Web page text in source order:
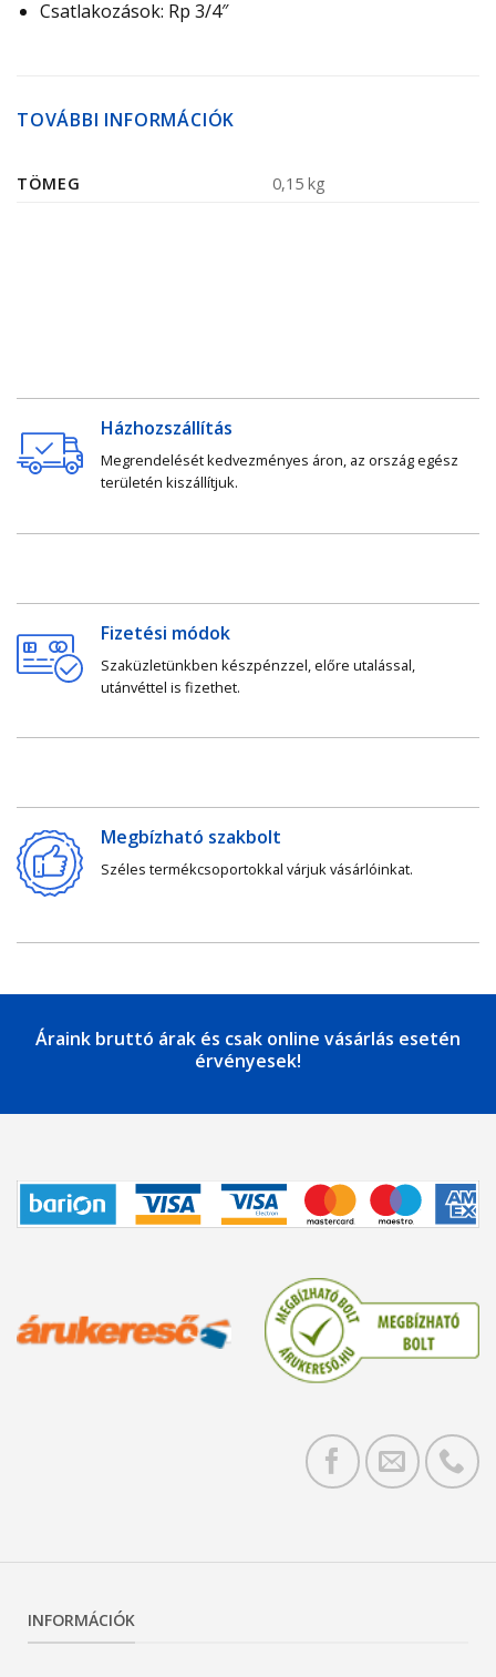
Csatlakozások: Rp 3/4″
TOVÁBBI INFORMÁCIÓK
TÖMEG 0,15 kg
Házhozszállítás
Megrendelését kedvezményes áron, az ország egész
területén kiszállítjuk.
Fizetési módok
Szaküzletünkben készpénzzel, előre utalással,
utánvéttel is fizethet.
Megbízható szakbolt
Széles termékcsoportokkal várjuk vásárlóinkat.
Áraink bruttó árak és csak online vásárlás esetén
érvényesek!
INFORMÁCIÓK